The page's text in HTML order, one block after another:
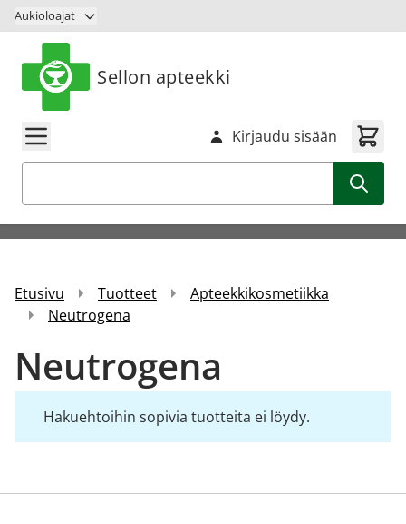
Siirry sisältöön
Aukioloajat
Sellon apteekki
Kirjaudu sisään
Etusivu Tuotteet
Apteekkikosmetiikka
Neutrogena
Neutrogena
Hakuehtoihin sopivia tuotteita ei löydy.